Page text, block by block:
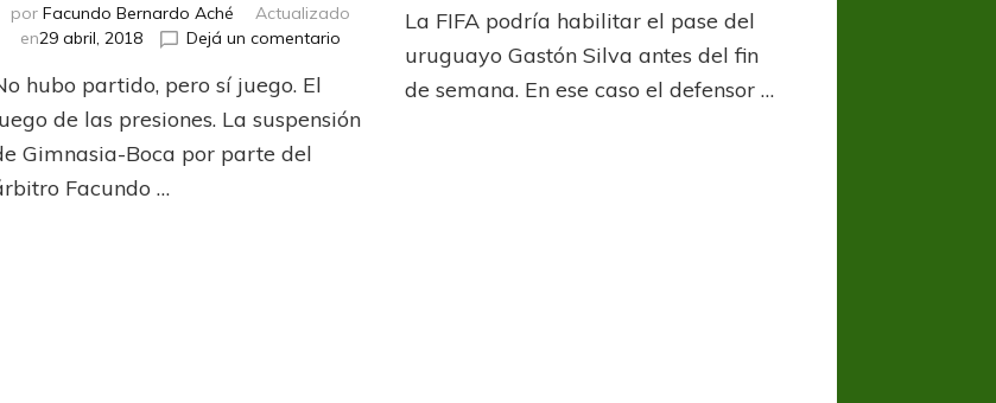
por Facundo Bernardo Aché
Actualizado
en29 abril, 2018 Dejá un comentarioen
hubo partido, pero sí juego. El
de las presiones. La suspensión
Gimnasia-Boca por parte del
Facundo …
La FIFA podría habilitar el pase del
uruguayo Gastón Silva antes del fin
de semana. En ese caso el defensor …